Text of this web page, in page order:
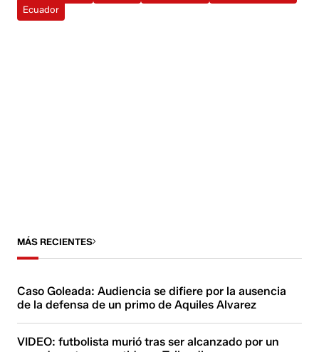
Ecuador
MÁS RECIENTES
Caso Goleada: Audiencia se difiere por la ausencia
de la defensa de un primo de Aquiles Alvarez
VIDEO: futbolista murió tras ser alcanzado por un